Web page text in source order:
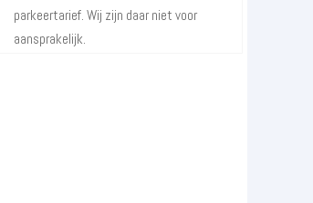
parkeertarief. Wij zijn daar niet voor
aansprakelijk.